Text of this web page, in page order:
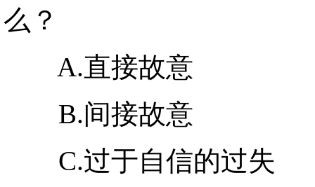
么？
A.直接故意
B.间接故意
C.过于自信的过失